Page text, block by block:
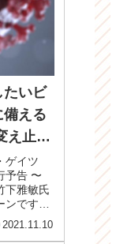
たいビ
える
え止め
ゲイツ
予告 〜
下雅敏氏
です。
2021.11.10